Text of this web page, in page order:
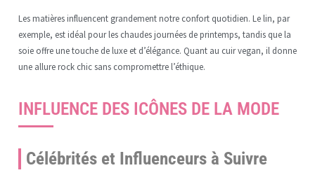
Les matières influencent grandement notre confort quotidien. Le lin, par
exemple, est idéal pour les chaudes journées de printemps, tandis que la
soie offre une touche de luxe et d’élégance. Quant au cuir vegan, il donne
une allure rock chic sans compromettre l’éthique.
INFLUENCE DES ICÔNES DE LA MODE
Célébrités et Influenceurs à Suivre